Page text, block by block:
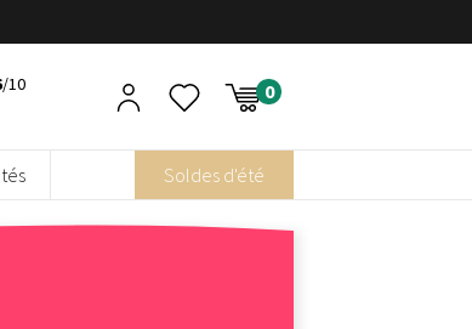
/10
Soldes d'été